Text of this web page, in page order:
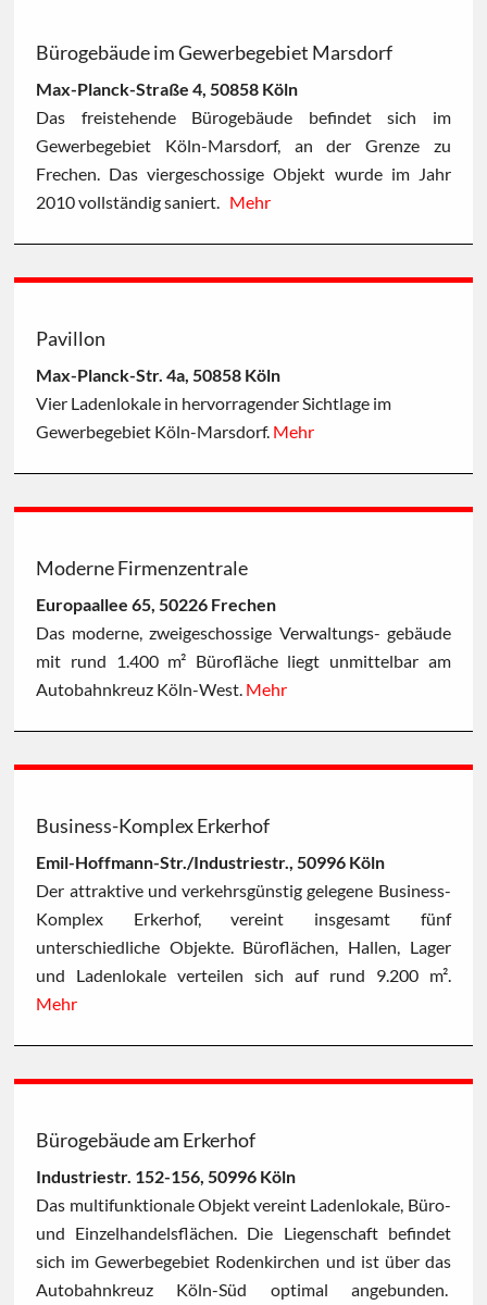
Bürogebäude im Gewerbegebiet Marsdorf
Max-Planck-Straße 4, 50858 Köln
Das freistehende Bürogebäude befindet sich im
Gewerbegebiet Köln-Marsdorf, an der Grenze zu
Frechen. Das viergeschossige Objekt wurde im Jahr
2010 vollständig saniert. Mehr
Pavillon
Max-Planck-Str. 4a, 50858 Köln
Vier Ladenlokale in hervorragender Sichtlage im
Gewerbegebiet Köln-Marsdorf. Mehr
Moderne Firmenzentrale
Europaallee 65, 50226 Frechen
Das moderne, zweigeschossige Verwaltungs- gebäude
mit rund 1.400 m² Bürofläche liegt unmittelbar am
Autobahnkreuz Köln-West. Mehr
Business-Komplex Erkerhof
Emil-Hoffmann-Str./Industriestr., 50996 Köln
Der attraktive und verkehrsgünstig gelegene Business-
Komplex Erkerhof, vereint insgesamt fünf
unterschiedliche Objekte. Büroflächen, Hallen, Lager
und Ladenlokale verteilen sich auf rund 9.200 m².
Mehr
Bürogebäude am Erkerhof
Industriestr. 152-156, 50996 Köln
Das multifunktionale Objekt vereint Ladenlokale, Büro-
und Einzelhandelsflächen. Die Liegenschaft befindet
sich im Gewerbegebiet Rodenkirchen und ist über das
Autobahnkreuz Köln-Süd optimal angebunden.